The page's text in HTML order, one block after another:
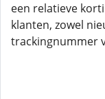
een relatieve
klanten, zowel
trackingnummer